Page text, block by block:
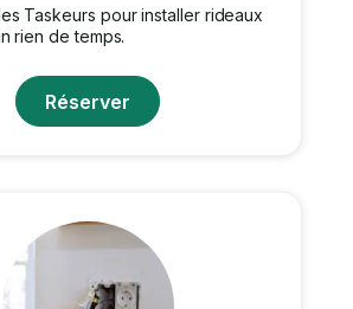
Taskeurs pour installer rideaux
rien de temps.
Réserver